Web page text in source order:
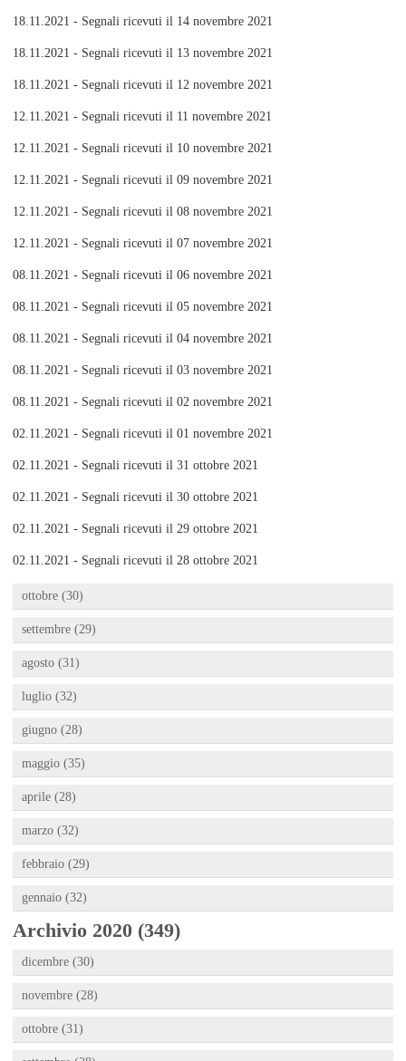
18.11.2021 - Segnali ricevuti il 14 novembre 2021
18.11.2021 - Segnali ricevuti il 13 novembre 2021
18.11.2021 - Segnali ricevuti il 12 novembre 2021
12.11.2021 - Segnali ricevuti il 11 novembre 2021
12.11.2021 - Segnali ricevuti il 10 novembre 2021
12.11.2021 - Segnali ricevuti il 09 novembre 2021
12.11.2021 - Segnali ricevuti il 08 novembre 2021
12.11.2021 - Segnali ricevuti il 07 novembre 2021
08.11.2021 - Segnali ricevuti il 06 novembre 2021
08.11.2021 - Segnali ricevuti il 05 novembre 2021
08.11.2021 - Segnali ricevuti il 04 novembre 2021
08.11.2021 - Segnali ricevuti il 03 novembre 2021
08.11.2021 - Segnali ricevuti il 02 novembre 2021
02.11.2021 - Segnali ricevuti il 01 novembre 2021
02.11.2021 - Segnali ricevuti il 31 ottobre 2021
02.11.2021 - Segnali ricevuti il 30 ottobre 2021
02.11.2021 - Segnali ricevuti il 29 ottobre 2021
02.11.2021 - Segnali ricevuti il 28 ottobre 2021
ottobre (30)
settembre (29)
agosto (31)
luglio (32)
giugno (28)
maggio (35)
aprile (28)
marzo (32)
febbraio (29)
gennaio (32)
Archivio 2020 (349)
dicembre (30)
novembre (28)
ottobre (31)